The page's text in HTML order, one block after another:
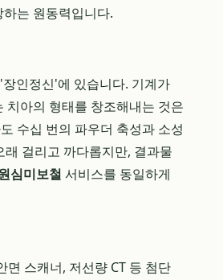
는 원동력입니다.
인정신'에 있습니다. 기계가
치아의 형태를 창조해내는 것은
수십 번의 파우더 축성과 소성
걸리고 까다롭지만, 결과물
심미보철 서비스를 동일하게
스캐너, 저선량 CT 등 첨단